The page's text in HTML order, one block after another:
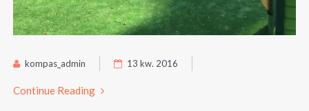
kompas_admin 13 kw. 2016
Continue Reading